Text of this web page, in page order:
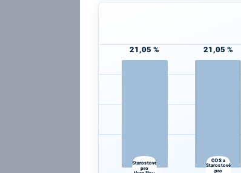
21,05 %
Starostové
pro
21,05 %
ODS a
Starostové
pro